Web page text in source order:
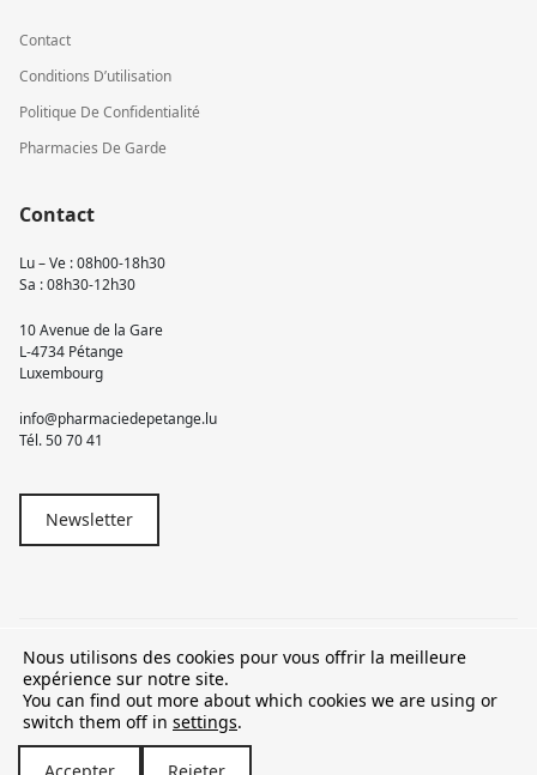
Contact
Conditions D’utilisation
Politique De Confidentialité
Pharmacies De Garde
Contact
Lu – Ve : 08h00-18h30
Sa : 08h30-12h30
10 Avenue de la Gare
L-4734 Pétange
Luxembourg
info@pharmaciedepetange.lu
Tél.50 70 41
Newsletter
© 2026 Pharmacie Pétange
TVA LU15581262
Nous utilisons des cookies pour vous offrir la meilleure
expérience sur notre site.
You can find out more about which cookies we are using or
switch them off in settings.